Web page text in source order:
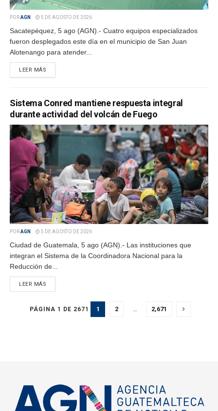
PORAGN 5 DE AGOSTO DE 2026
Sacatepéquez, 5 ago (AGN).- Cuatro equipos especializados
fueron desplegados este día en el municipio de San Juan
Alotenango para atender...
LEER MÁS
Sistema Conred mantiene respuesta integral
durante actividad del volcán de Fuego
PORAGN 5 DE AGOSTO DE 2026
Ciudad de Guatemala, 5 ago (AGN).- Las instituciones que
integran el Sistema de la Coordinadora Nacional para la
Reducción de...
LEER MÁS
PÁGINA 1 DE 2671 1 2 … 2,671